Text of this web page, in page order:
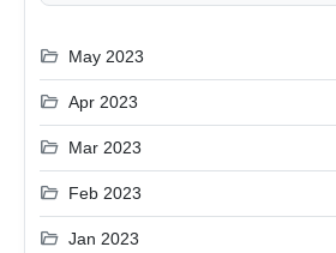
folder_open May 2023
folder_open Apr 2023
folder_open Mar 2023
folder_open Feb 2023
folder_open Jan 2023